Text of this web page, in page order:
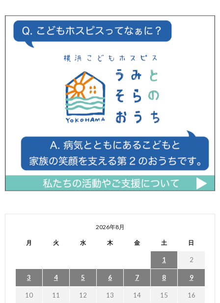
2026年8月
月 火 水 木 金 土 日
1 2
3 4 5 6 7 8 9
10 11 12 13 14 15 16